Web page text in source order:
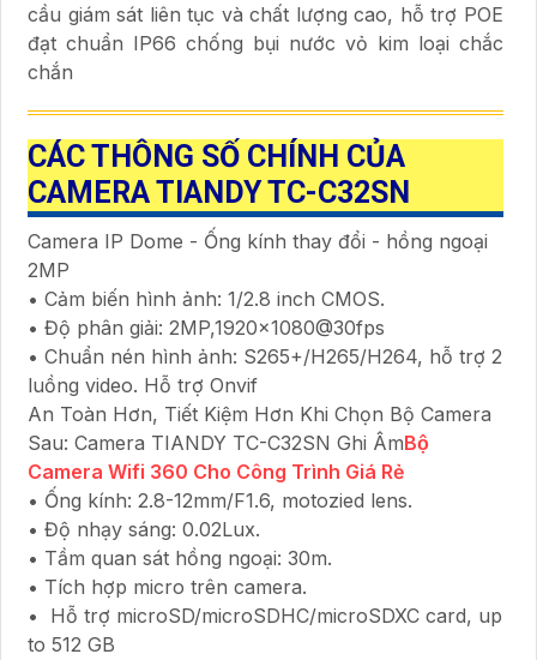
cầu giám sát liên tục và chất lượng cao, hỗ trợ POE
đạt chuẩn IP66 chống bụi nước vỏ kim loại chắc
chắn
CÁC THÔNG SỐ CHÍNH CỦA
CAMERA TIANDY TC-C32SN
Camera IP Dome - Ống kính thay đổi - hồng ngoại
2MP
• Cảm biến hình ảnh: 1/2.8 inch CMOS.
• Độ phân giải: 2MP,1920×1080@30fps
• Chuẩn nén hình ảnh: S265+/H265/H264, hỗ trợ 2
luồng video. Hỗ trợ Onvif
An Toàn Hơn, Tiết Kiệm Hơn Khi Chọn Bộ Camera
Sau: Camera TIANDY TC-C32SN Ghi ÂmBộ
Camera Wifi 360 Cho Công Trình Giá Rẻ
• Ống kính: 2.8-12mm/F1.6, motozied lens.
• Độ nhạy sáng: 0.02Lux.
• Tầm quan sát hồng ngoại: 30m.
• Tích hợp micro trên camera.
• Hỗ trợ microSD/microSDHC/microSDXC card, up
to 512 GB